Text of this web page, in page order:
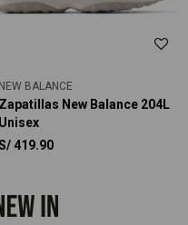
NEW BALANCE
Zapatillas New Balance 204L
Unisex
419.90